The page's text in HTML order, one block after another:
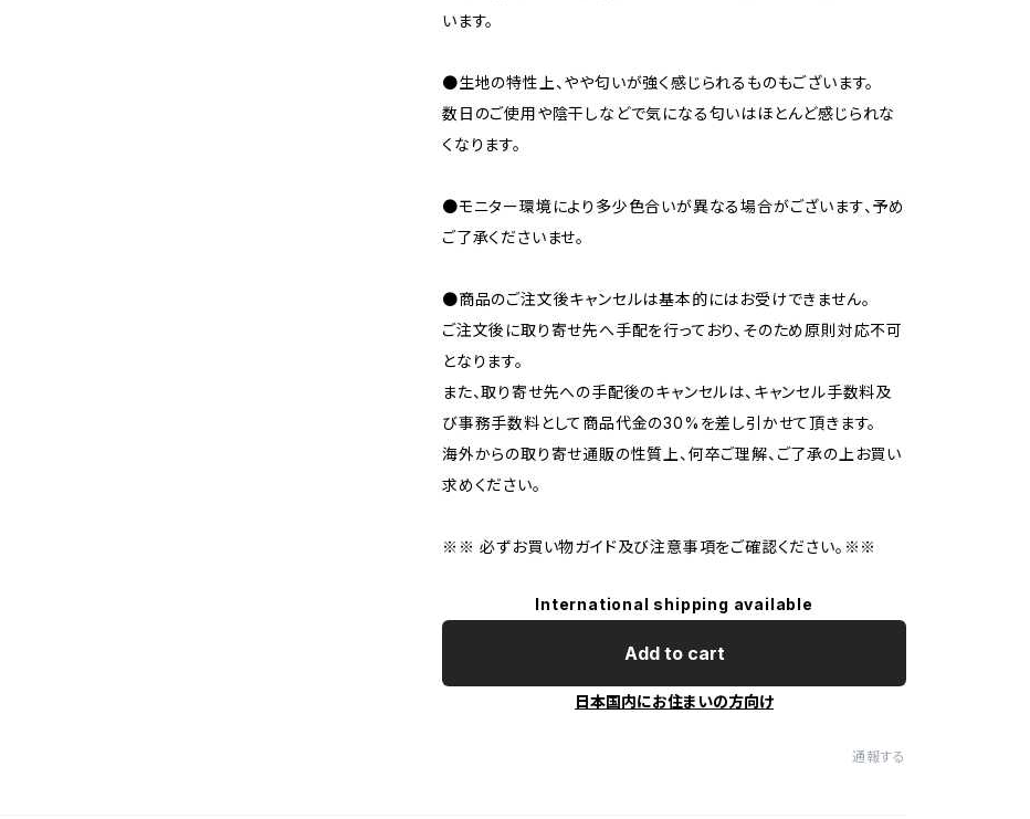
います。
●生地の特性上、やや匂いが強く感じられるものもございます。
数日のご使用や陰干しなどで気になる匂いはほとんど感じられな
くなります。
●モニター環境により多少色合いが異なる場合がございます、予め
ご了承くださいませ。
●商品のご注文後キャンセルは基本的にはお受けできません。
ご注文後に取り寄せ先へ手配を行っており、そのため原則対応不可
となります。
また、取り寄せ先への手配後のキャンセルは、キャンセル手数料及
び事務手数料として商品代金の30%を差し引かせて頂きます。
海外からの取り寄せ通販の性質上、何卒ご理解、ご了承の上お買い
求めください。
※※ 必ずお買い物ガイド及び注意事項をご確認ください。※※
International shipping available
Add to cart
日本国内にお住まいの方向け
通報する